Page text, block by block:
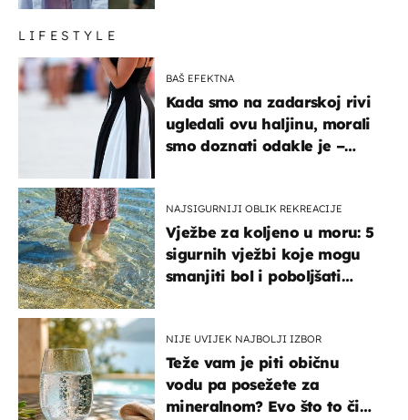
LIFESTYLE
BAŠ EFEKTNA
Kada smo na zadarskoj rivi
ugledali ovu haljinu, morali
smo doznati odakle je –
NAJSIGURNIJI OBLIK REKREACIJE
Vježbe za koljeno u moru: 5
sigurnih vježbi koje mogu
smanjiti bol i poboljšati
NIJE UVIJEK NAJBOLJI IZBOR
Teže vam je piti običnu
vodu pa posežete za
mineralnom? Evo što to čini